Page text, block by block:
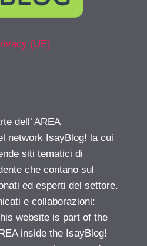
(UE)
dell’ AREA
network IsayBlog! la cui
siti tematici di
che contano sul
ed esperti del settore.
e collaborazioni:
website is part of the
inside the IsayBlog!